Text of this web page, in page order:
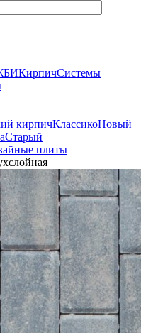
КирпичСистемы
кирпичКлассикоНовый
Старый
плиты